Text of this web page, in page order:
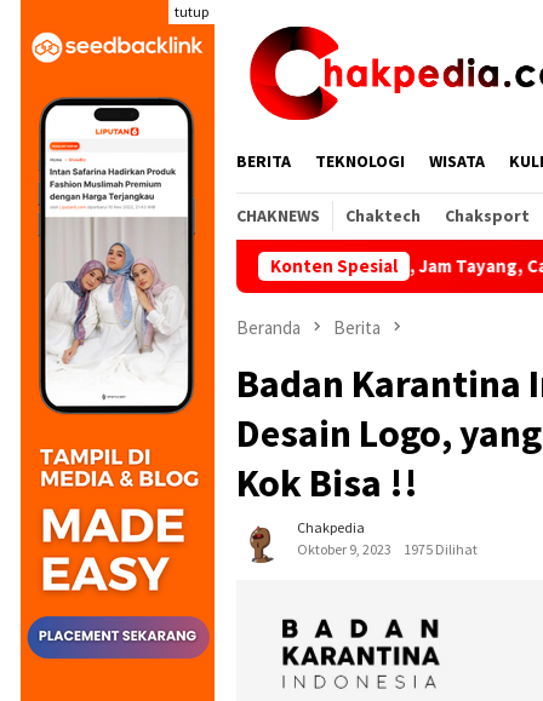
konten
tutup
BERITA TEKNOLOGI WISATA
CHAKNEWS Chaktech Chaksport
Konten Spesial
vs Spanyol: Jadwal, Jam Tayang, Cara Nonton,
Beranda Berita
Badan Karantina
Desain Logo,
Kok Bisa !!
Chakpedia
Oktober 9, 2023
1975 Dilihat